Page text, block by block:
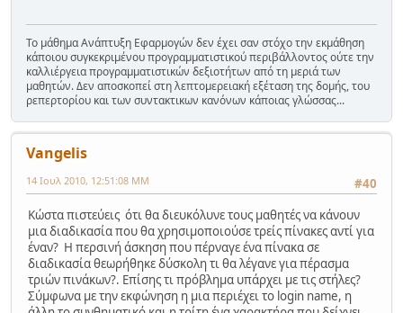
Το μάθημα Ανάπτυξη Εφαρμογών δεν έχει σαν στόχο την εκμάθηση
κάποιου συγκεκριμένου προγραμματιστικού περιβάλλοντος ούτε την
καλλιέργεια προγραμματιστικών δεξιοτήτων από τη μεριά των
μαθητών. Δεν αποσκοπεί στη λεπτομερειακή εξέταση της δομής, του
ρεπερτορίου και των συντακτικων κανόνων κάποιας γλώσσας...
Vangelis
#40
14 Ιουλ 2010, 12:51:08 ΜΜ
Κώστα πιστεύεις ότι θα διευκόλυνε τους μαθητές να κάνουν
μια διαδικασία που θα χρησιμοποιούσε τρείς πίνακες αντί για
έναν? Η περσινή άσκηση που πέρναγε ένα πίνακα σε
διαδικασία θεωρήθηκε δύσκολη τι θα λέγανε για πέρασμα
τριών πινάκων?. Επίσης τι πρόβλημα υπάρχει με τις στήλες?
Σύμφωνα με την εκφώνηση η μια περιέχει το login name, η